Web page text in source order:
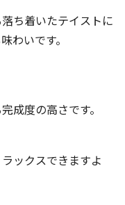
ち着いたテイストに
わいです。
成度の高さです。
ックスできますよ